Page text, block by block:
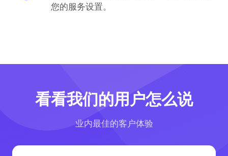
您的服务设置。
看看我们的用户怎么说
业内最佳的客户体验